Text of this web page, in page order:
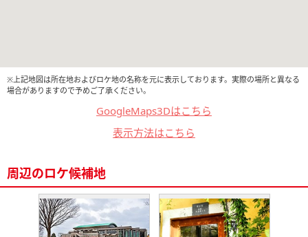
※上記地図は所在地およびロケ地の名称を元に表示しております。実際の場所と異なる
場合がありますので予めご了承ください。
GoogleMaps3Dはこちら
表示方法はこちら
周辺のロケ候補地